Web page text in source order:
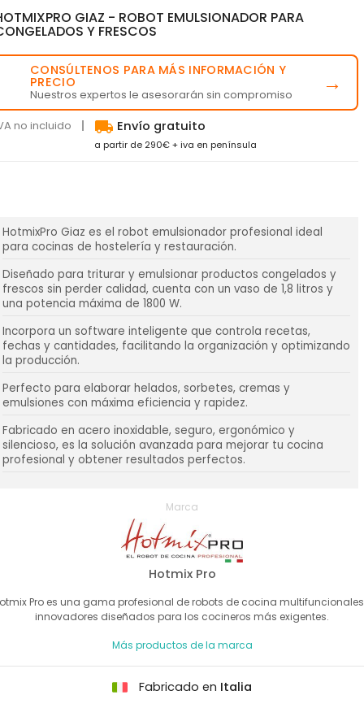
GIAZ - ROBOT EMULSIONADOR PARA
Y FRESCOS
CONSÚLTENOS PARA MÁS INFORMACIÓN Y
PRECIO
Nuestros expertos le asesorarán sin compromiso →
no incluido local_shipping Envío gratuito
a partir de 290€ + iva en península
HotmixPro Giaz es el robot emulsionador profesional ideal
para cocinas de hostelería y restauración.
Diseñado para triturar y emulsionar productos congelados y
frescos sin perder calidad, cuenta con un vaso de 1,8 litros y
una potencia máxima de 1800 W.
Incorpora un software inteligente que controla recetas,
fechas y cantidades, facilitando la organización y optimizando
la producción.
Perfecto para elaborar helados, sorbetes, cremas y
emulsiones con máxima eficiencia y rapidez.
Fabricado en acero inoxidable, seguro, ergonómico y
silencioso, es la solución avanzada para mejorar tu cocina
profesional y obtener resultados perfectos.
Marca
Hotmix Pro
Pro es una gama profesional de robots de cocina
innovadores diseñados para los cocineros más exigentes.
Más productos de la marca
Fabricado en Italia